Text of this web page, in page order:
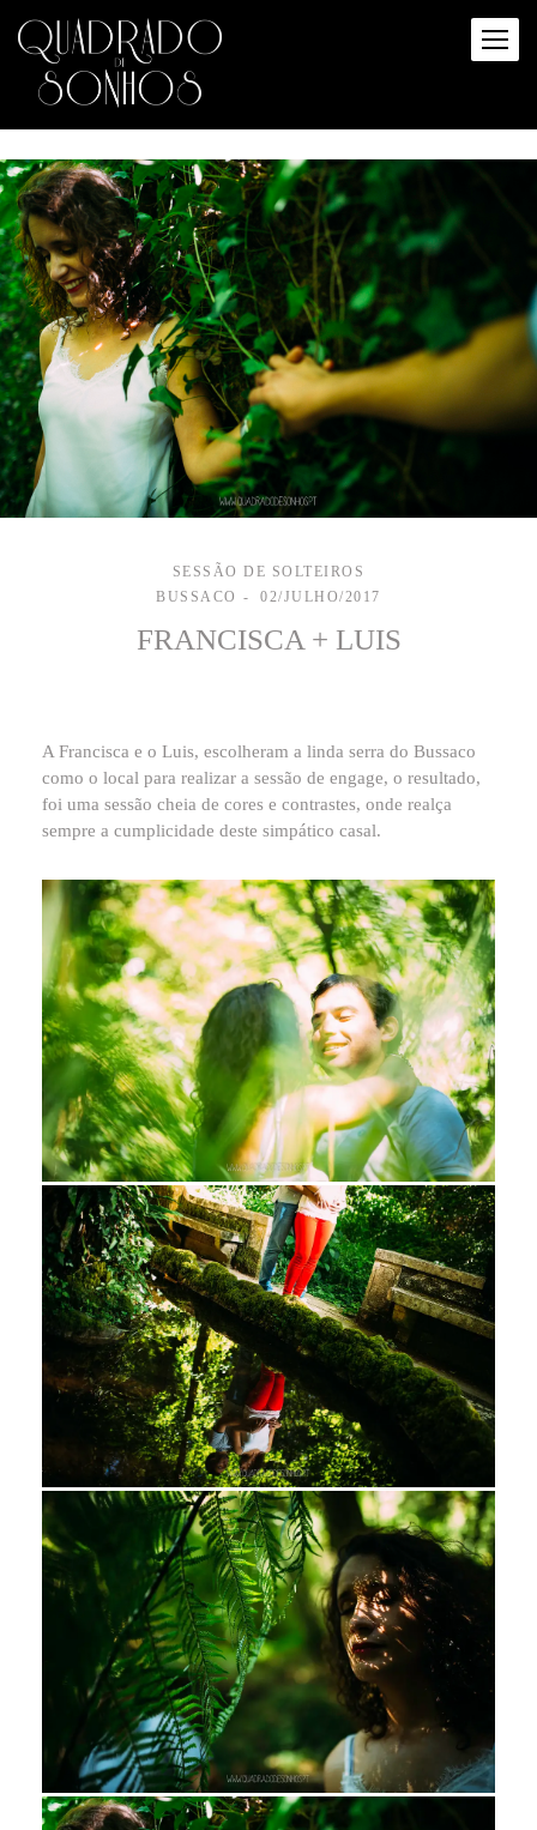
SESSÃO DE SOLTEIROS
BUSSACO
02/JULHO/2017
FRANCISCA + LUIS
A Francisca e o Luis, escolheram a linda serra do Bussaco
como o local para realizar a sessão de engage, o resultado,
foi uma sessão cheia de cores e contrastes, onde realça
sempre a cumplicidade deste simpático casal.